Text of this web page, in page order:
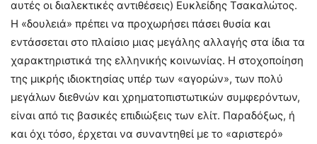
αυτές οι διαλεκτικές αντιθέσεις) Ευκλείδης Τσακαλώτος.
Η «δουλειά» πρέπει να προχωρήσει πάσει θυσία και
εντάσσεται στο πλαίσιο μιας μεγάλης αλλαγής στα ίδια τα
χαρακτηριστικά της ελληνικής κοινωνίας. Η στοχοποίηση
της μικρής ιδιοκτησίας υπέρ των «αγορών», των πολύ
μεγάλων διεθνών και χρηματοπιστωτικών συμφερόντων,
είναι από τις βασικές επιδιώξεις των ελίτ. Παραδόξως, ή
και όχι τόσο, έρχεται να συναντηθεί με το «αριστερό»